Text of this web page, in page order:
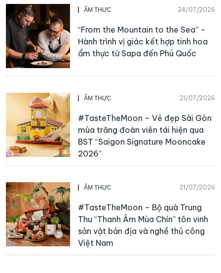
ẨM THỰC 24/07/2026
“From the Mountain to the Sea” –
Hành trình vị giác kết hợp tinh hoa
ẩm thực từ Sapa đến Phú Quốc
ẨM THỰC 21/07/2026
#TasteTheMoon – Vẻ đẹp Sài Gòn
mùa trăng đoàn viên tái hiện qua
BST “Saigon Signature Mooncake
2026”
ẨM THỰC 21/07/2026
#TasteTheMoon – Bộ quà Trung
Thu “Thanh Âm Mùa Chín” tôn vinh
sản vật bản địa và nghề thủ công
Việt Nam